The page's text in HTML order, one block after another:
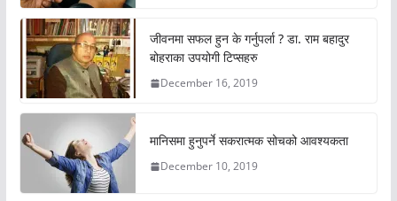
जीवनमा सफल हुन के गर्नुपर्ला ? डा. राम बहादुर
बोहराका उपयोगी टिप्सहरु
December 16, 2019
मानिसमा हुनुपर्ने सकरात्मक सोचको आवश्यकता
December 10, 2019